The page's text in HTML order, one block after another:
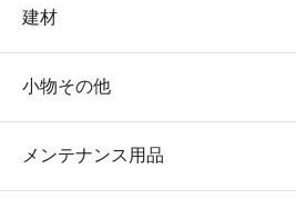
建材
小物その他
メンテナンス用品